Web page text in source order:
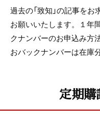
過去の「致知」の記事を
お願いいたします。１年
クナンバーのお申込み方
おバックナンバーは在庫
定期